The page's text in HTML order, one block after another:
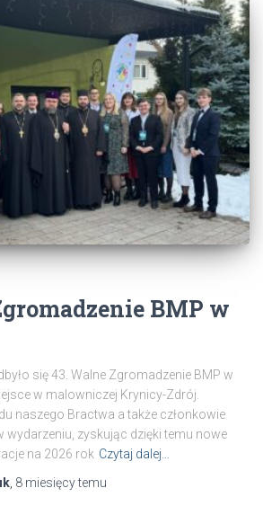
BMP w
się 43. Walne Zgromadzenie BMP w
w malowniczej Krynicy-Zdrój.
naszego Bractwa a także członkowie
wydarzeniu, zyskując dzięki temu nowe
na 2026 rok Czytaj dalej…
8 miesięcytemu